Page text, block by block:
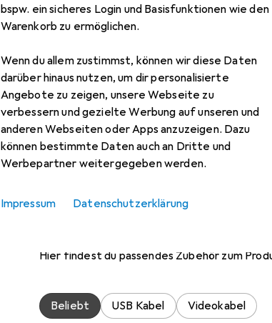
bspw. ein sicheres Login und Basisfunktionen wie den
Warenkorb zu ermöglichen.
Wenn du allem zustimmst, können wir diese Daten
darüber hinaus nutzen, um dir personalisierte
Angebote zu zeigen, unsere Webseite zu
verbessern und gezielte Werbung auf unseren und
anderen Webseiten oder Apps anzuzeigen. Dazu
können bestimmte Daten auch an Dritte und
Werbepartner weitergegeben werden.
Impressum Datenschutzerklärung
45,25 0,18 1GB
Kingston
256 GB, USB-A
Zubehör für
Hier findest du passendes Zubehör zum
Beliebt USB Kabel Videokabel